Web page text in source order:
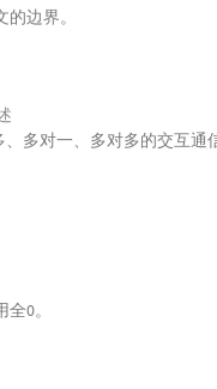
边界。
、多对一、多对多的交互通
0。